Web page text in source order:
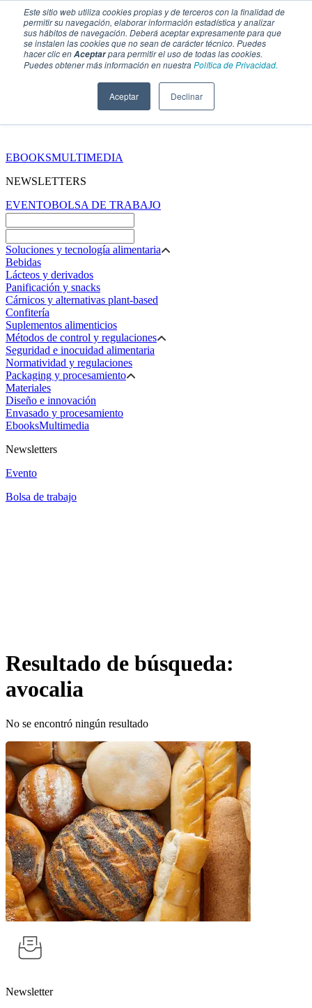
Este sitio web utiliza cookies propias y de terceros con la finalidad de
permitir su navegación, elaborar información estadística y analizar
sus hábitos de navegación. Deberá aceptar expresamente para que
se instalen las cookies que no sean de carácter técnico. Puedes
hacer clic enAceptarpara permitir el uso de todas las cookies.
Puedes obtener más información en nuestraPolítica de Privacidad.
Aceptar Declinar
EBOOKSMULTIMEDIA
NEWSLETTERS
EVENTOBOLSA DE TRABAJO
Soluciones y tecnología alimentaria
Bebidas
Lácteos y derivados
Panificación y snacks
Cárnicos y alternativas plant-based
Confitería
Suplementos alimenticios
Métodos de control y regulaciones
Seguridad e inocuidad alimentaria
Normatividad y regulaciones
Packaging y procesamiento
Materiales
Diseño e innovación
Envasado y procesamiento
EbooksMultimedia
Newsletters
Evento
Bolsa de trabajo
Resultado de búsqueda:
avocalia
No se encontró ningún resultado
Newsletter